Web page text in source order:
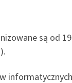
są od